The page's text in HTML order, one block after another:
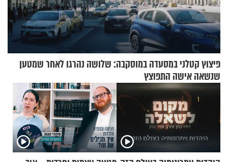
פיצוץ קטלני במסעדה במוסקבה: שלושה נהרגו לאחר שמטען
שנשאה אישה התפוצץ